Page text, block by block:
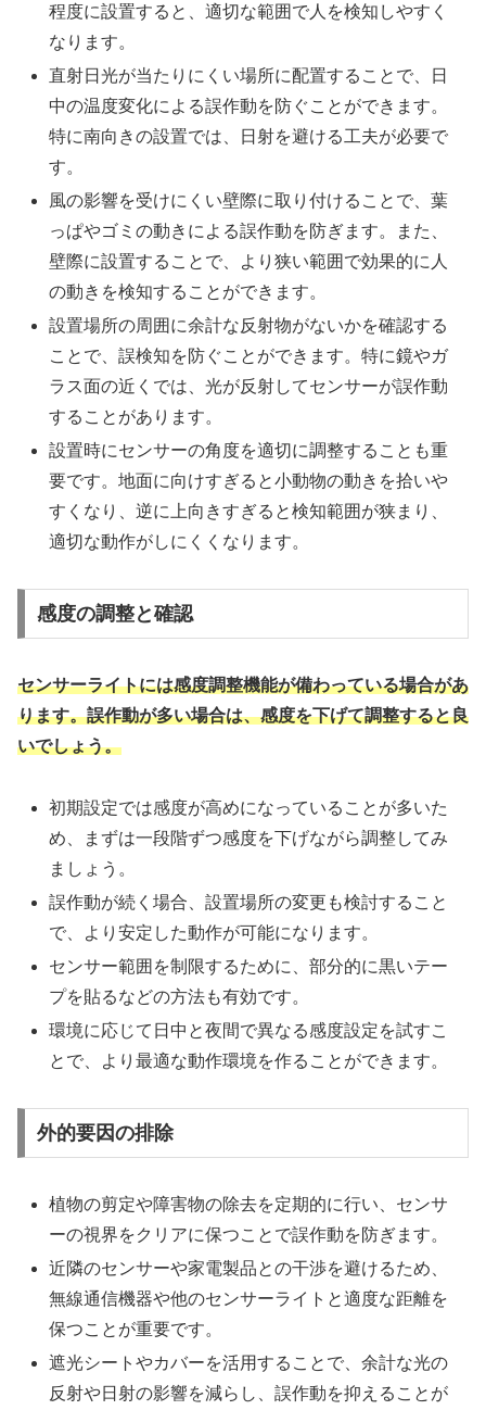
程度に設置すると、適切な範囲で人を検知しやすく
なります。
直射日光が当たりにくい場所に配置することで、日
中の温度変化による誤作動を防ぐことができます。
特に南向きの設置では、日射を避ける工夫が必要で
す。
風の影響を受けにくい壁際に取り付けることで、葉
っぱやゴミの動きによる誤作動を防ぎます。また、
壁際に設置することで、より狭い範囲で効果的に人
の動きを検知することができます。
設置場所の周囲に余計な反射物がないかを確認する
ことで、誤検知を防ぐことができます。特に鏡やガ
ラス面の近くでは、光が反射してセンサーが誤作動
することがあります。
設置時にセンサーの角度を適切に調整することも重
要です。地面に向けすぎると小動物の動きを拾いや
すくなり、逆に上向きすぎると検知範囲が狭まり、
適切な動作がしにくくなります。
感度の調整と確認
センサーライトには感度調整機能が備わっている場合があ
ります。誤作動が多い場合は、感度を下げて調整すると良
いでしょう。
初期設定では感度が高めになっていることが多いた
め、まずは一段階ずつ感度を下げながら調整してみ
ましょう。
誤作動が続く場合、設置場所の変更も検討すること
で、より安定した動作が可能になります。
センサー範囲を制限するために、部分的に黒いテー
プを貼るなどの方法も有効です。
環境に応じて日中と夜間で異なる感度設定を試すこ
とで、より最適な動作環境を作ることができます。
外的要因の排除
植物の剪定や障害物の除去を定期的に行い、センサ
ーの視界をクリアに保つことで誤作動を防ぎます。
近隣のセンサーや家電製品との干渉を避けるため、
無線通信機器や他のセンサーライトと適度な距離を
保つことが重要です。
遮光シートやカバーを活用することで、余計な光の
反射や日射の影響を減らし、誤作動を抑えることが